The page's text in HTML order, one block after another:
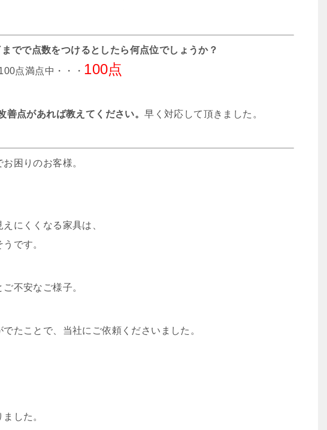
でで点数をつけるとしたら何点位でしょうか？
点満点中・・・ 100点
善点があれば教えてください。早く対応して頂きました。
困りのお客様。
にくくなる家具は、
です。
不安なご様子。
たことで、当社にご依頼くださいました。
した。